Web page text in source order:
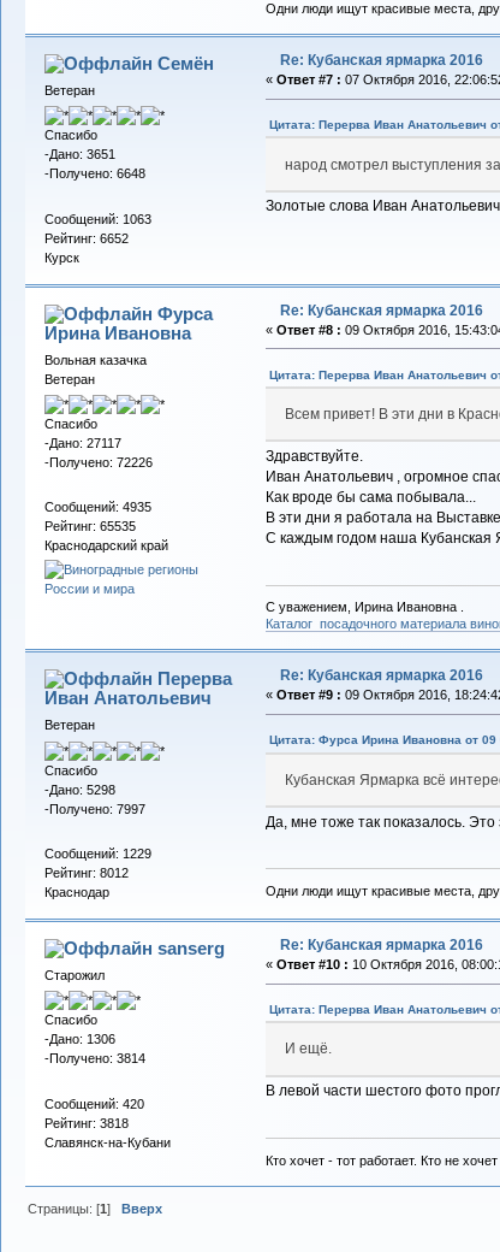
Одни люди ищут красивые места,
Семён
Ветеран
Спасибо
-Дано: 3651
-Получено: 6648
Сообщений: 1063
Рейтинг: 6652
Курск
Re: Кубанская ярмарка 2016
« Ответ #7 : 07 Октября 2016,
Цитата: Перерва Иван Анатольевич
народ смотрел выступления
Золотые слова Иван
Фурса
Ирина Ивановна
Вольная казачка
Ветеран
Спасибо
-Дано: 27117
-Получено: 72226
Сообщений: 4935
Рейтинг: 65535
Краснодарский край
Re: Кубанская ярмарка 2016
« Ответ #8 : 09 Октября 2016,
Цитата: Перерва Иван Анатольевич
Всем привет! В эти дни в
Здравствуйте.
Иван Анатольевич , огромное
Как вроде бы сама побывала...
В эти дни я работала на
С каждым годом наша Кубанская
С уважением, Ирина Ивановна .
Каталог посадочного материала
Перерва
Иван Анатольевич
Ветеран
Спасибо
-Дано: 5298
-Получено: 7997
Сообщений: 1229
Рейтинг: 8012
Краснодар
Re: Кубанская ярмарка 2016
« Ответ #9 : 09 Октября 2016,
Цитата: Фурса Ирина Ивановна от
Кубанская Ярмарка всё
Да, мне тоже так показалось. Это
Одни люди ищут красивые места,
sanserg
Старожил
Спасибо
-Дано: 1306
-Получено: 3814
Сообщений: 420
Рейтинг: 3818
Славянск-на-Кубани
Re: Кубанская ярмарка 2016
« Ответ #10 : 10 Октября 2016,
Цитата: Перерва Иван Анатольевич
И ещё.
В левой части шестого фото
Кто хочет - тот работает. Кто не
Страницы: [1]Вверх